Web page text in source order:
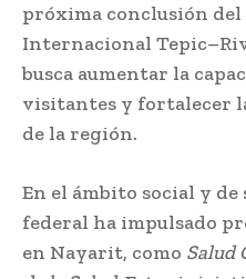
próxima conclusión
Internacional
busca aumentar la
visitantes y fortalecer
de la región.
En el ámbito social y
federal ha impulsado
en Nayarit, como Salud